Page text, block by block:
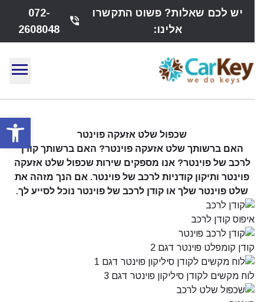
יש לכם שאלות? פשוט התקשרו
אלינו:
phone_in_talk
072-
2608048
menu
שכפול שלט אזעקה פוינטר
האם ברשותך שלט אזעקה פוינטר? האם ברשותך קודן
לרכב של פוינטר? אנו מספקים שירות שכפול שלט אזעקה
פוינטר ותיקון קודניות לרכב של פוינטר. אם הנך מזהה את
שלט פוינטר שלך או קודן לרכב של פוינטר נוכל לסייע לך.
איפוס קודן לרכב
קודן קומפלט פוינטר דגם 2
לוח מקשים לקודן סיליקון פוינטר דגם 3